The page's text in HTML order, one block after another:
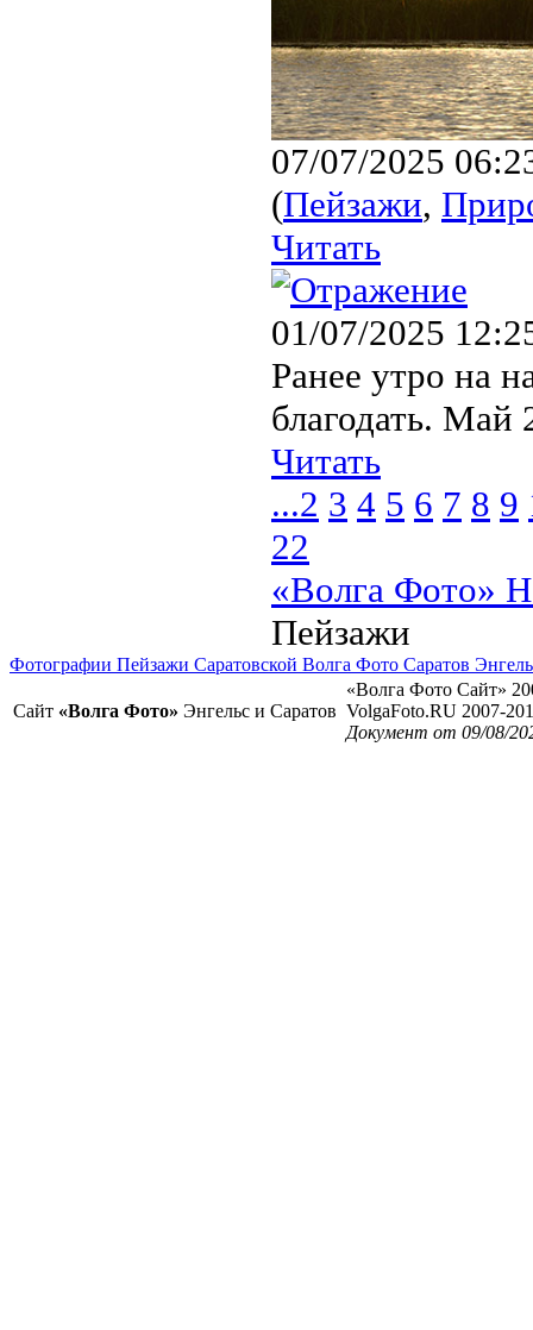
07/07/2025
(Пейзажи,
Читать
01/07/2025
Ранее утро на
благодать. Май
Читать
...2 3 4 5 6 7 8 9
22
«Волга Фото»
Пейзажи
Фотографии Пейзажи Саратовской Волга Фото Саратов
Сайт «Волга Фото» Энгельс и Саратов
«Волга Фото Сайт»
VolgaFoto.RU 2007-
Документ от 09/08/